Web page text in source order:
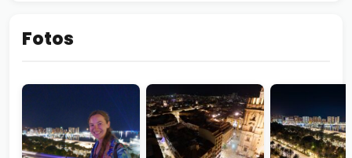
Fotos